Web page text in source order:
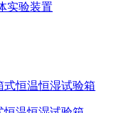
实验装置